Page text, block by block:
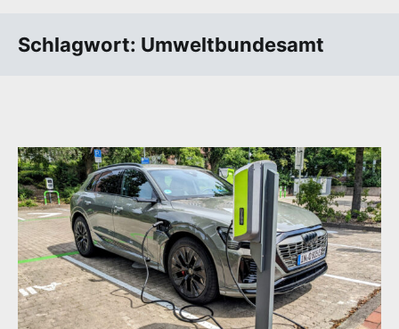
Schlagwort: Umweltbundesamt